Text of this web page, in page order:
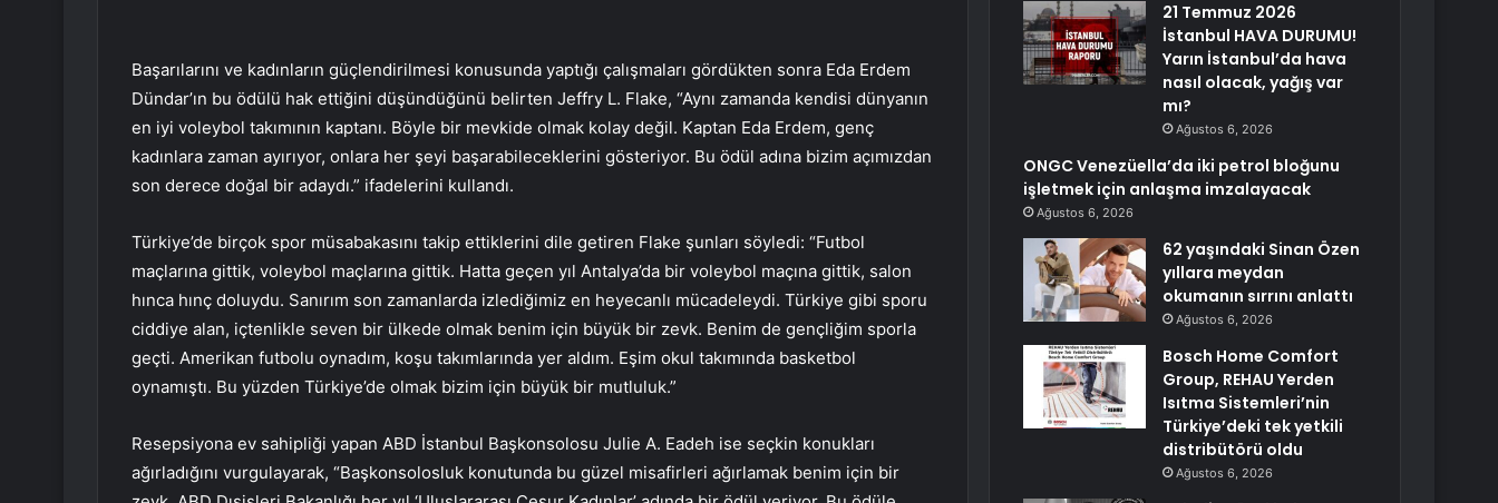
Başarılarını ve kadınların güçlendirilmesi konusunda yaptığı çalışmaları gördükten sonra Eda Erdem
Dündar’ın bu ödülü hak ettiğini düşündüğünü belirten Jeffry L. Flake, “Aynı zamanda kendisi dünyanın
en iyi voleybol takımının kaptanı. Böyle bir mevkide olmak kolay değil. Kaptan Eda Erdem, genç
kadınlara zaman ayırıyor, onlara her şeyi başarabileceklerini gösteriyor. Bu ödül adına bizim açımızdan
son derece doğal bir adaydı.” ifadelerini kullandı.
Türkiye’de birçok spor müsabakasını takip ettiklerini dile getiren Flake şunları söyledi: “Futbol
maçlarına gittik, voleybol maçlarına gittik. Hatta geçen yıl Antalya’da bir voleybol maçına gittik, salon
hınca hınç doluydu. Sanırım son zamanlarda izlediğimiz en heyecanlı mücadeleydi. Türkiye gibi sporu
ciddiye alan, içtenlikle seven bir ülkede olmak benim için büyük bir zevk. Benim de gençliğim sporla
geçti. Amerikan futbolu oynadım, koşu takımlarında yer aldım. Eşim okul takımında basketbol
oynamıştı. Bu yüzden Türkiye’de olmak bizim için büyük bir mutluluk.”
Resepsiyona ev sahipliği yapan ABD İstanbul Başkonsolosu Julie A. Eadeh ise seçkin konukları
ağırladığını vurgulayarak, “Başkonsolosluk konutunda bu güzel misafirleri ağırlamak benim için bir
21 Temmuz 2026
İstanbul HAVA DURUMU!
Yarın İstanbul’da hava
nasıl olacak, yağış var
mı?
Ağustos 6, 2026
ONGC Venezüella’da iki petrol bloğunu
işletmek için anlaşma imzalayacak
Ağustos 6, 2026
62 yaşındaki Sinan Özen
yıllara meydan
okumanın sırrını anlattı
Ağustos 6, 2026
Bosch Home Comfort
Group, REHAU Yerden
Isıtma Sistemleri’nin
Türkiye’deki tek yetkili
distribütörü oldu
Ağustos 6, 2026